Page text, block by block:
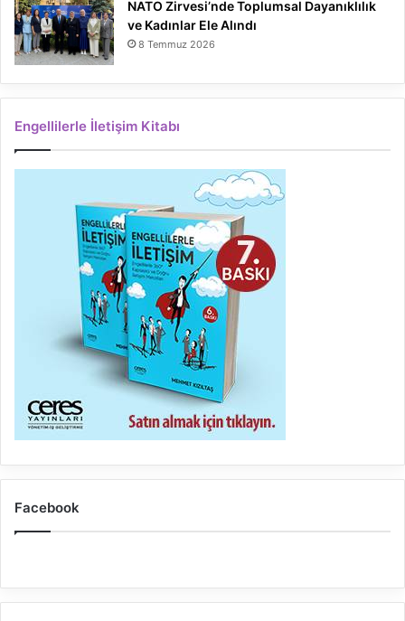
NATO Zirvesi’nde Toplumsal Dayanıklılık
ve Kadınlar Ele Alındı
8 Temmuz 2026
Engellilerle İletişim Kitabı
Facebook